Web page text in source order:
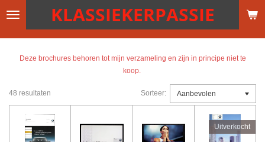
Ga
hoofdinhoud
KLASSIEKERPASSIE
Deze brochures behoren tot mijn verzameling en zijn in principe niet te
koop.
48 resultaten Sorteer:
Uitverkocht